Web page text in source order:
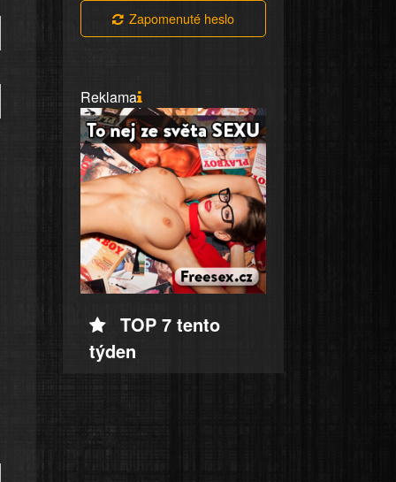
Zapomenuté heslo
Reklama
TOP 7 tento
týden